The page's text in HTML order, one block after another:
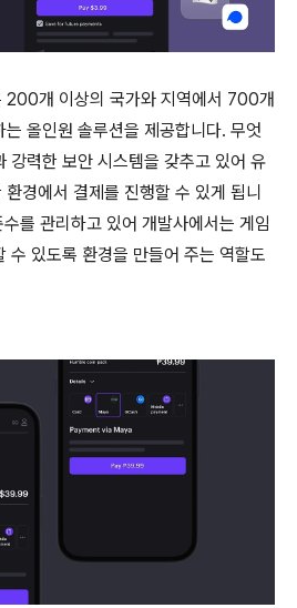
200개 이상의 국가와 지역에서 700개
올인원 솔루션을 제공합니다. 무엇
강력한 보안 시스템을 갖추고 있어 유
경에서 결제를 진행할 수 있게 됩니
를 관리하고 있어 개발사에서는 게임
수 있도록 환경을 만들어 주는 역할도